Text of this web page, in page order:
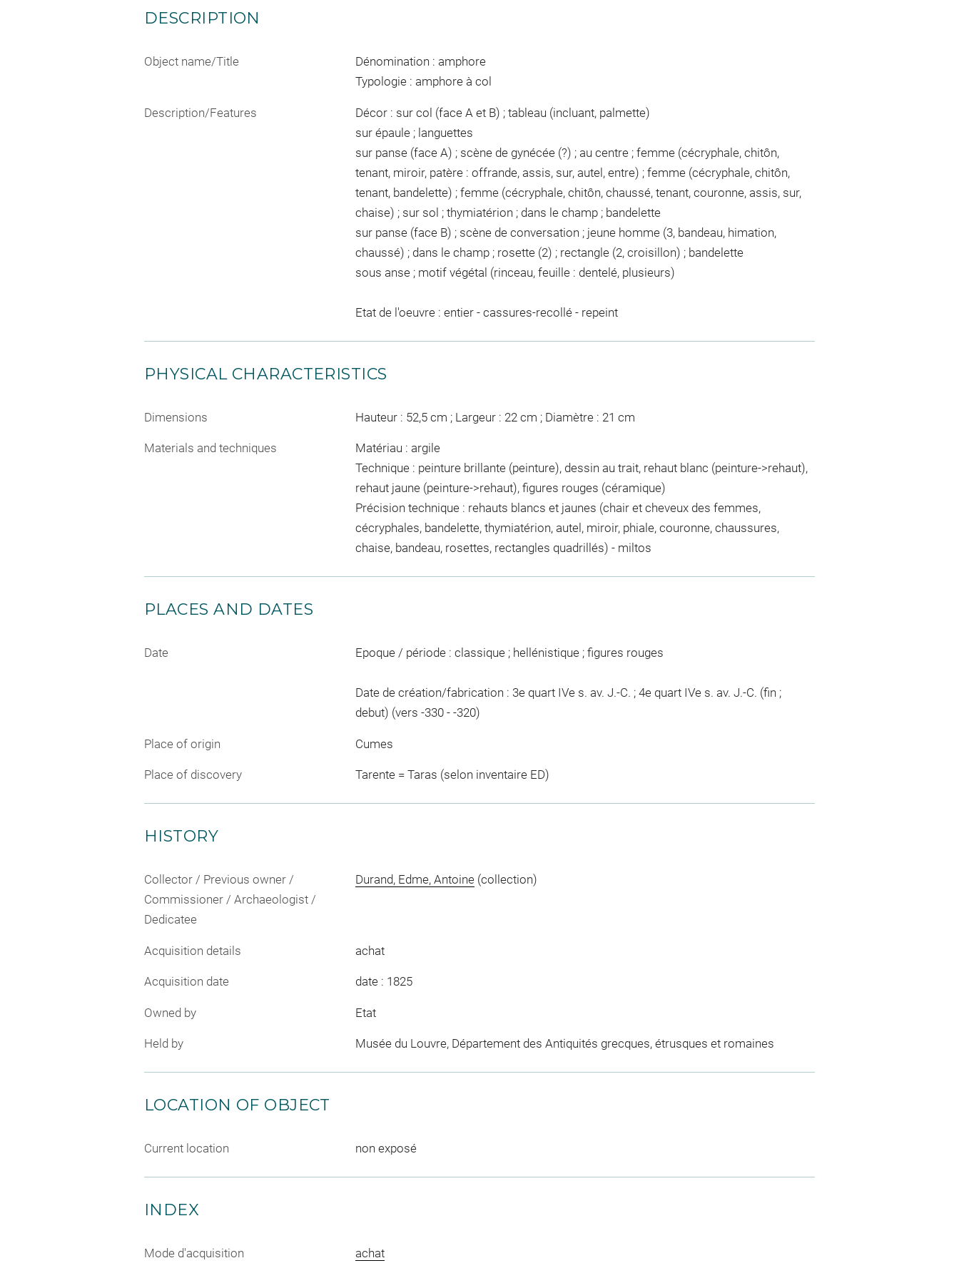
DESCRIPTION
Object name/Title
Dénomination : amphore
Typologie : amphore à col
Description/Features
Décor : sur col (face A et B) ; tableau (incluant, palmette)
sur épaule ; languettes
sur panse (face A) ; scène de gynécée (?) ; au centre ; femme (cécryphale, chitôn,
tenant, miroir, patère : offrande, assis, sur, autel, entre) ; femme (cécryphale, chitôn,
tenant, bandelette) ; femme (cécryphale, chitôn, chaussé, tenant, couronne, assis, sur,
chaise) ; sur sol ; thymiatérion ; dans le champ ; bandelette
sur panse (face B) ; scène de conversation ; jeune homme (3, bandeau, himation,
chaussé) ; dans le champ ; rosette (2) ; rectangle (2, croisillon) ; bandelette
sous anse ; motif végétal (rinceau, feuille : dentelé, plusieurs)
Etat de l'oeuvre : entier - cassures-recollé - repeint
PHYSICAL CHARACTERISTICS
Dimensions Hauteur : 52,5 cm ; Largeur : 22 cm ; Diamètre : 21 cm
Materials and techniques
Matériau : argile
Technique : peinture brillante (peinture), dessin au trait, rehaut blanc (peinture->rehaut),
rehaut jaune (peinture->rehaut), figures rouges (céramique)
Précision technique : rehauts blancs et jaunes (chair et cheveux des femmes,
cécryphales, bandelette, thymiatérion, autel, miroir, phiale, couronne, chaussures,
chaise, bandeau, rosettes, rectangles quadrillés) - miltos
PLACES AND DATES
Date Epoque / période : classique ; hellénistique ; figures rouges
Date de création/fabrication : 3e quart IVe s. av. J.-C. ; 4e quart IVe s. av. J.-C. (fin ;
debut) (vers -330 - -320)
Place of origin Cumes
Place of discovery Tarente = Taras (selon inventaire ED)
HISTORY
Collector / Previous owner /
Commissioner / Archaeologist /
Dedicatee
Durand, Edme, Antoine(collection)
Acquisition details achat
Acquisition date date : 1825
Owned by Etat
Held by Musée du Louvre, Département des Antiquités grecques, étrusques et romaines
LOCATION OF OBJECT
Current location non exposé
INDEX
Mode d'acquisition achat